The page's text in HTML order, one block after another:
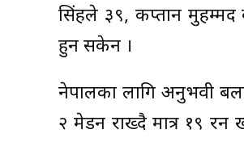
सिंहले ३९, कप्तान मुहम्मद
हुन सकेन ।
नेपालका लागि अनुभवी
२ मेडन राख्दै मात्र १९ रन